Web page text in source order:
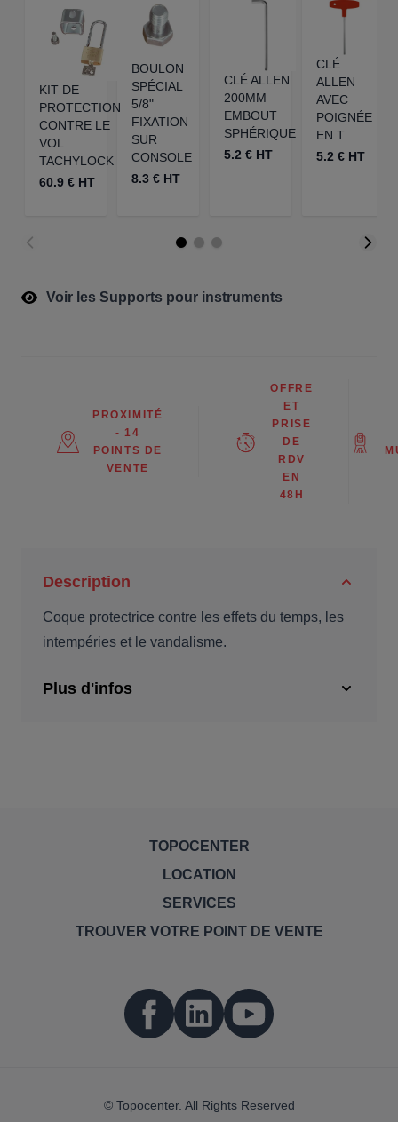
KIT DE
PROTECTION
CONTRE LE
VOL
TACHYLOCK
60.9 € HT
BOULON
SPÉCIAL
5/8"
FIXATION
SUR
CONSOLE
8.3 € HT
CLÉ ALLEN
200MM
EMBOUT
SPHÉRIQUE
5.2 € HT
CLÉ
ALLEN
AVEC
POIGNÉE
EN T
5.2 € HT
Voir les Supports pour instruments
PROXIMITÉ
- 14
POINTS DE
VENTE
OFFRE
ET
PRISE
DE
RDV
EN
48H
Description
Coque protectrice contre les effets du temps, les
intempéries et le vandalisme.
Plus d'infos
TOPOCENTER
LOCATION
SERVICES
TROUVER VOTRE POINT DE VENTE
© Topocenter. All Rights Reserved